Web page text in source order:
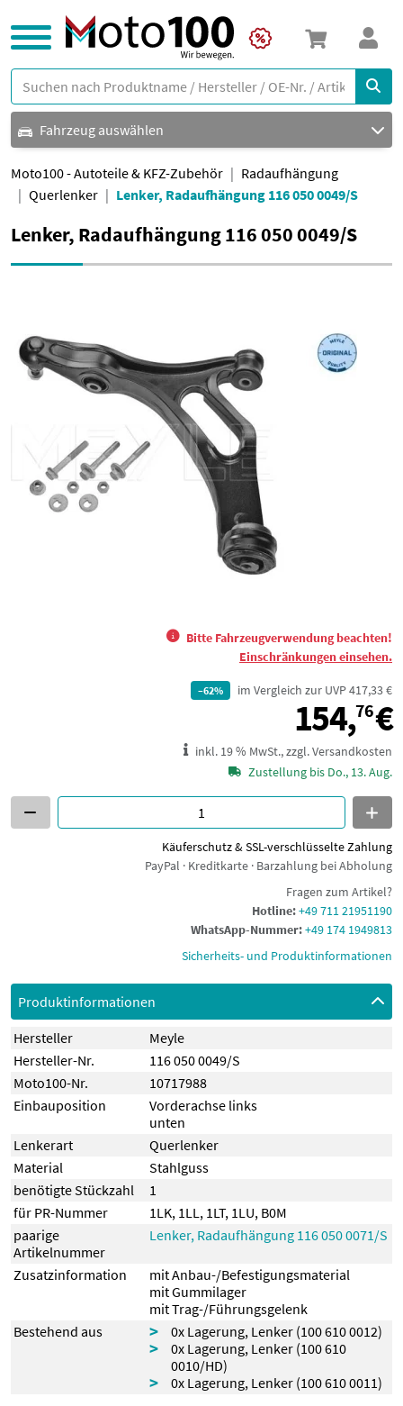
Fahrzeug auswählen
Moto100 - Autoteile & KFZ-Zubehör
Radaufhängung
Querlenker
Lenker, Radaufhängung 116 050 0049/S
Lenker, Radaufhängung 116 050 0049/S
Bitte Fahrzeugverwendung beachten!
Einschränkungen einsehen.
–62% im Vergleich zur UVP 417,33 €
154,76€
inkl. 19 % MwSt., zzgl. Versandkosten
Zustellung bis Do., 13. Aug.
Käuferschutz & SSL-verschlüsselte Zahlung
PayPal · Kreditkarte · Barzahlung bei Abholung
Fragen zum Artikel?
Hotline:+49 711 21951190
WhatsApp-Nummer:+49 174 1949813
Sicherheits- und Produktinformationen
Produktinformationen
Hersteller
Meyle
Hersteller-Nr.
116 050 0049/S
Moto100-Nr.
10717988
Einbauposition
Vorderachse links
unten
Lenkerart
Querlenker
Material
Stahlguss
benötigte Stückzahl
1
für PR-Nummer
1LK, 1LL, 1LT, 1LU, B0M
paarige
Artikelnummer
Lenker, Radaufhängung 116 050 0071/S
Zusatzinformation
mit Anbau-/Befestigungsmaterial
mit Gummilager
mit Trag-/Führungsgelenk
Bestehend aus
0x Lagerung, Lenker (100 610 0012)
0x Lagerung, Lenker (100 610
0010/HD)
0x Lagerung, Lenker (100 610 0011)